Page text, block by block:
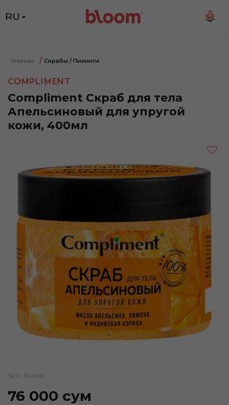
RU 18
Главная Скрабы / Пилинги
COMPLIMENT
Compliment Скраб для тела
Апельсиновый для упругой
кожи, 400мл
SKU: 910088
76 000 сум